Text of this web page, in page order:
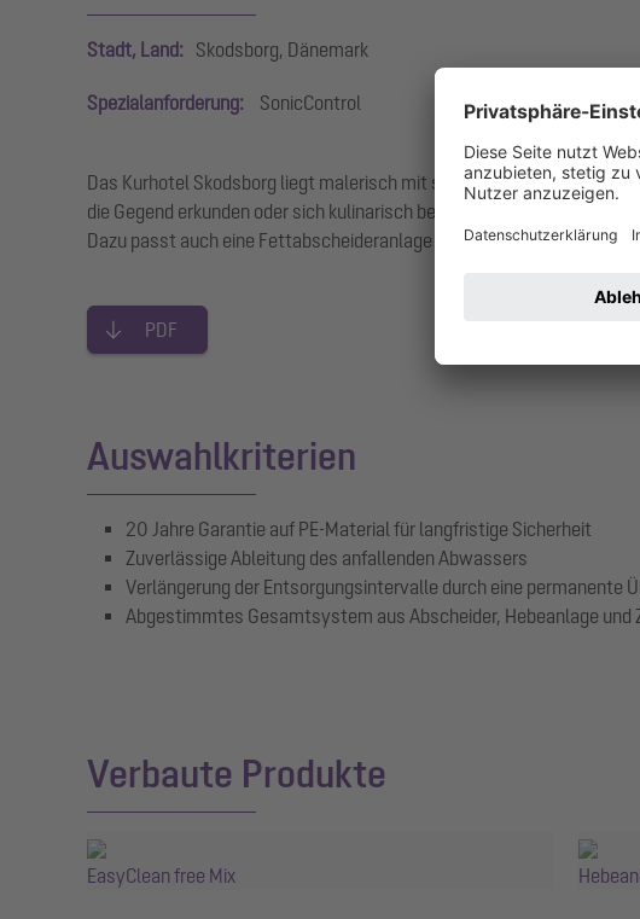
Stadt, Land: Skodsborg, Dänemark
Spezialanforderung: SonicControl
Das Kurhotel Skodsborg liegt malerisch mit seinen weißen Gebäuden
die Gegend erkunden oder sich kulinarisch bewirten lassen. Das
Dazu passt auch eine Fettabscheideranlage von KESSEL.
PDF
Auswahlkriterien
20 Jahre Garantie auf PE-Material für langfristige Sicherheit
Zuverlässige Ableitung des anfallenden Abwassers
Verlängerung der Entsorgungsintervalle durch eine
Abgestimmtes Gesamtsystem aus Abscheider, Hebeanlage und
Verbaute Produkte
EasyClean free Mix